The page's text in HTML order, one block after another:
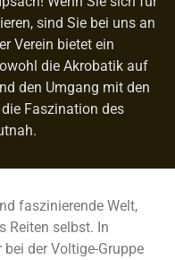
sind Sie bei uns an
Verein bietet ein
die Akrobatik auf
den Umgang mit den
Faszination des
faszinierende Welt,
Reiten selbst. In
der Voltige-Gruppe